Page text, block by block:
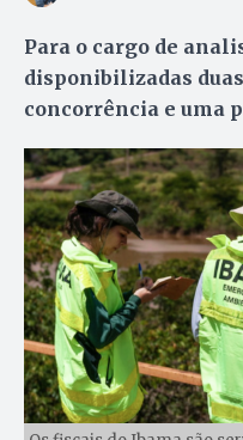
Para o cargo de
disponibilizadas
concorrência e uma